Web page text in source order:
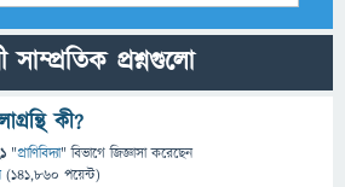
সাম্প্রতিক প্রশ্নগুলো
কী?
"প্রাণিবিদ্যা" বিভাগে জিজ্ঞাসাকরেছেন
(141,860 পয়েন্ট)